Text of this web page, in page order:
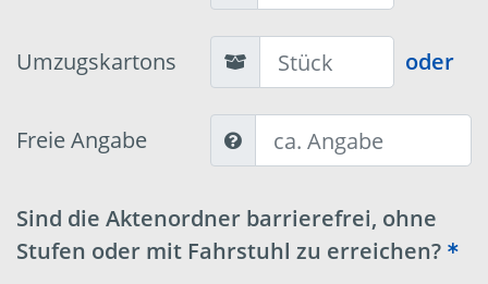
Umzugskartons oder
Freie Angabe
Sind die Aktenordner barrierefrei, ohne
Stufen oder mit Fahrstuhl zu erreichen?